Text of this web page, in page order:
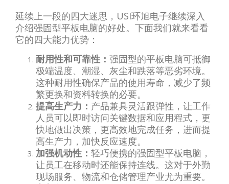
延续上一段的四大迷思，USI环旭电子继续深入
介绍强固型平板电脑的好处。下面我们就来看看
它的四大能力优势：
耐用性和可靠性： 强固型的平板电脑可抵御
极端温度、潮湿、灰尘和跌落等恶劣环境。
这种耐用性确保产品的使用寿命，减少了频
繁更换和资料转换的必要。
提高生产力： 产品兼具灵活跟弹性，让工作
人员可以即时访问关键数据和应用程式，更
快地做出决策，更高效地完成任务，进而提
高生产力，加快反应速度。
加强机动性： 轻巧便携的强固型平板电脑，
让员工在移动时还能保持连线。这对于外勤
现场服务、物流和仓储管理产业尤为重要。